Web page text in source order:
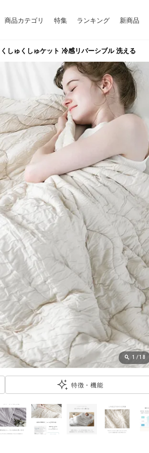
商品カテゴリ 特集 ランキング 新商品
しゅくしゅケット 冷感リバーシブル 洗える
1 /18
特徴・機能